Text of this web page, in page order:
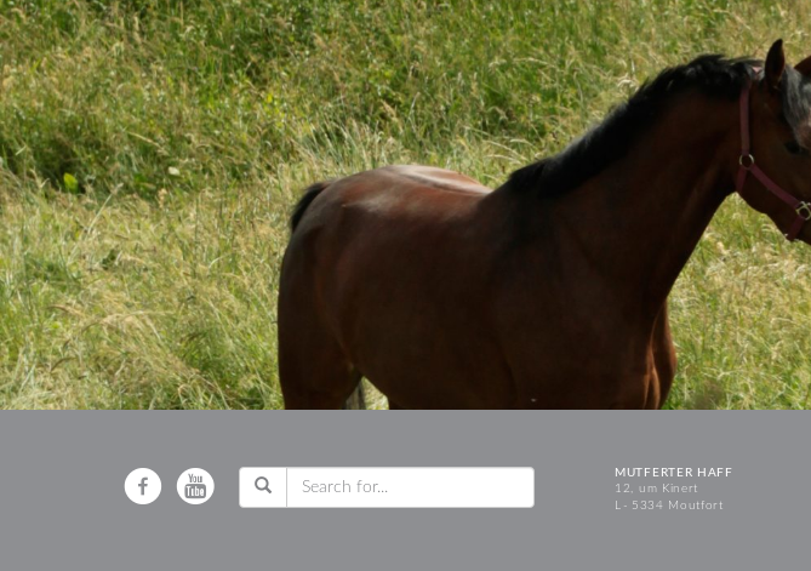
MUTFERTER HAFF
12, um Kinert
L - 5334 Moutfort